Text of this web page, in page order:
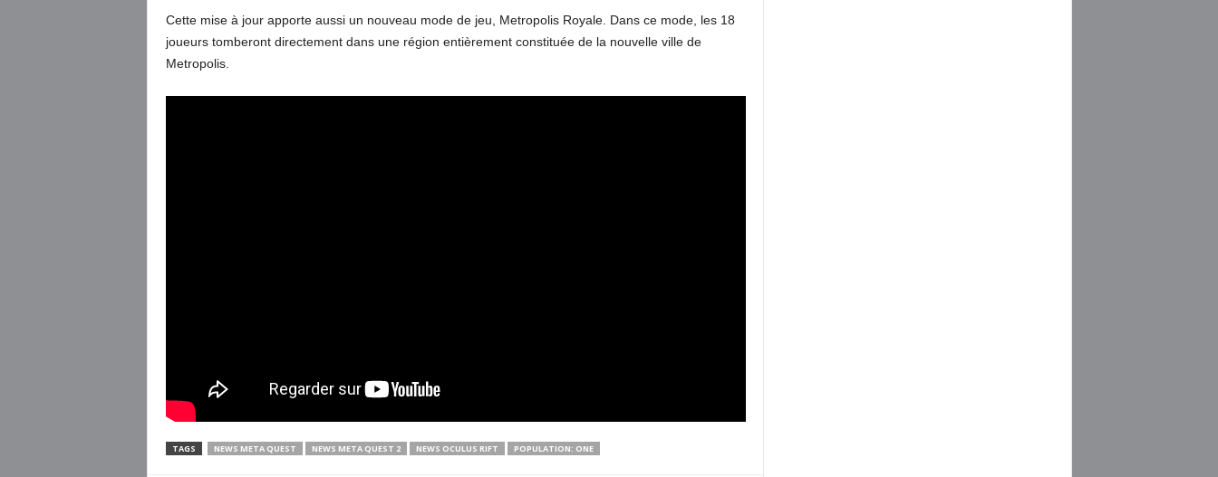
Cette mise à jour apporte aussi un nouveau mode de jeu, Metropolis Royale. Dans ce mode, les 18
joueurs tomberont directement dans une région entièrement constituée de la nouvelle ville de
Metropolis.
TAGS NEWS META QUEST NEWS META QUEST 2 NEWS OCULUS RIFT POPULATION: ONE